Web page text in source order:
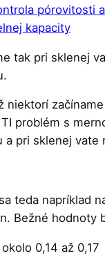
tak pri sklenej
niektorí
problém s
a pri sklenej vate
teda napríklad
Bežné hodnoty
0,14 až 0,17